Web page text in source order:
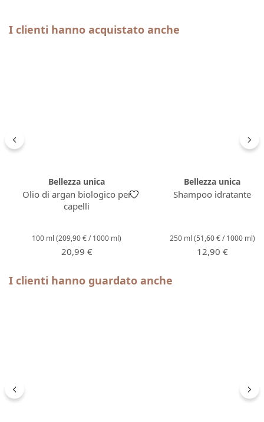
Salta la galleria dei prodotti
I clienti hanno acquistato anche
Bellezza unica
Olio di argan biologico per
capelli
100 ml (209,90 € / 1000 ml)
Prezzo normale:
20,99 €
Bellezza unica
Shampoo idratante
250 ml (51,60 € / 1000 ml)
Prezzo normale:
12,90 €
Salta la galleria dei prodotti
I clienti hanno guardato anche